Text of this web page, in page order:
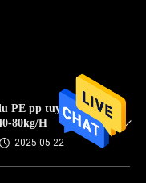
PE pp tuyau
80kg/H
2025-05-22